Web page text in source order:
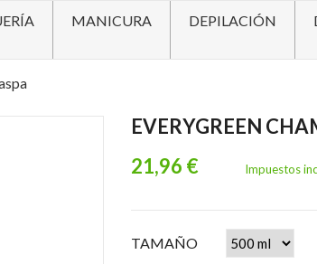
MANICURA DEPILACIÓN
EVERYGREEN
21,96 €
Impuestos
TAMAÑO